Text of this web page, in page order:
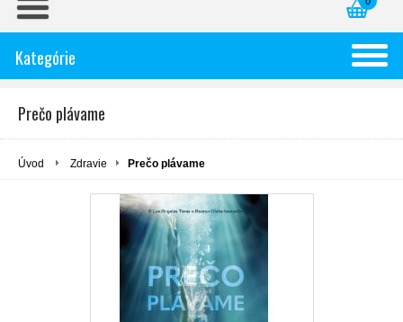
Kategórie
Prečo plávame
Úvod Zdravie Prečo plávame